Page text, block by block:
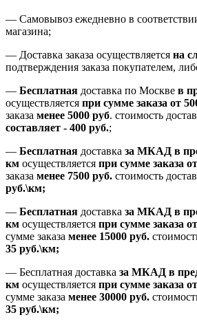
— Самовывоз ежедневно в
магазина;
— Доставка заказа осуществляется на
подтверждения заказа покупателем,
— Бесплатная доставка по Москве в
осуществляется при сумме заказа от
заказа менее 5000 руб. стоимость
составляет - 400 руб.;
— Бесплатная доставка за МКАД в
км осуществляется при сумме заказа
заказа менее 7500 руб. стоимость
руб.\км;
— Бесплатная доставка за МКАД в
км осуществляется при сумме заказа
сумме заказа менее 15000 руб.
35 руб.\км;
— Бесплатная доставка за МКАД в
км осуществляется при сумме заказа
сумме заказа менее 30000 руб.
35 руб.\км;